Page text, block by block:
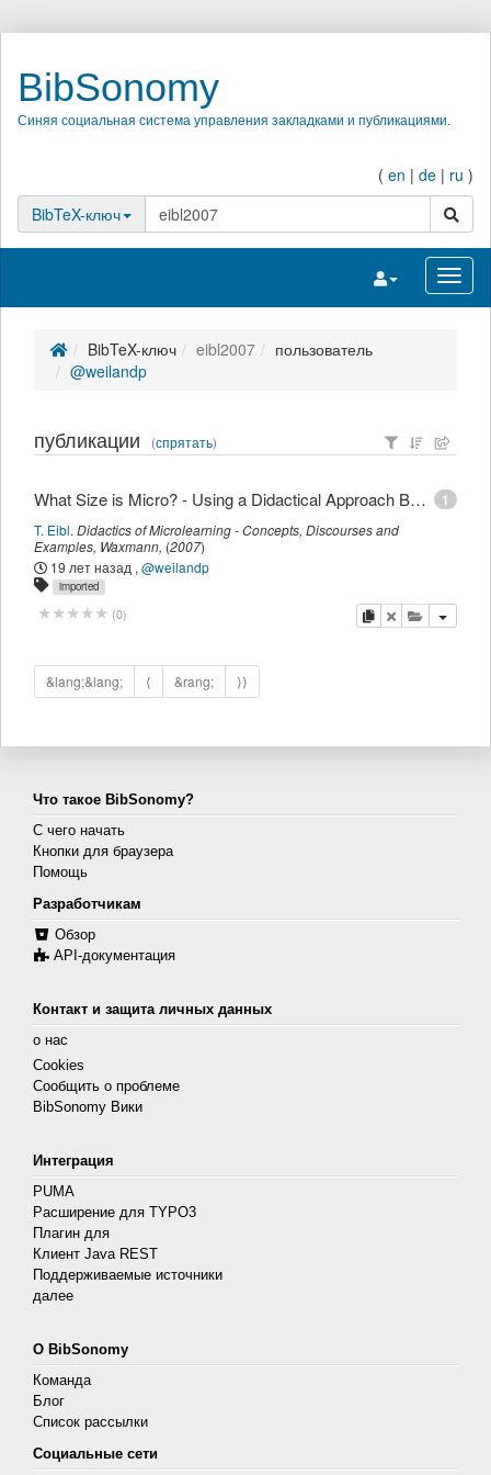
BibSonomy
Синяя социальная система управления закладками и публикациями.
( en | de | ru )
BibTeX-ключ
поиск
Переключить
BibTeX-ключ eibl2007
пользователь
@weilandp
публикации (спрятать)
1
What Size is Micro? - Using a Didactical Approach Based on Learning Objectives to Define Granularity
T. Eibl. Didactics of Microlearning - Concepts, Discourses and
Examples, Waxmann, (2007)
19 лет назад , @weilandp
imported
(0) копировать
удалитьдобавить
&lang;&lang; ⟨ &rang; ⟩⟩
Что такое BibSonomy?
С чего начать
Кнопки для браузера
Помощь
Разработчикам
Обзор
API-документация
Контакт и защита личных данных
о нас
Cookies
Сообщить о проблеме
BibSonomy Вики
Интеграция
PUMA
Расширение для TYPO3
Плагин для
Клиент Java REST
Поддерживаемые источники
далее
О BibSonomy
Команда
Блог
Список рассылки
Социальные сети